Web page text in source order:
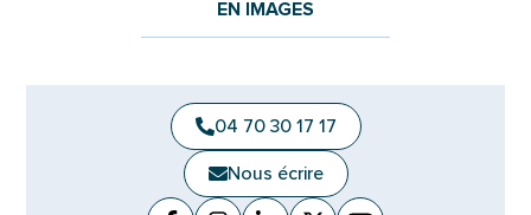
EN IMAGES
04 70 30 17 17
Nous écrire